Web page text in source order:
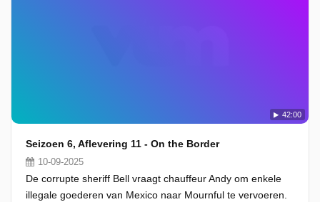
42:00
Seizoen 6, Aflevering 11 - On the Border
10-09-2025
De corrupte sheriff Bell vraagt chauffeur Andy om enkele
illegale goederen van Mexico naar Mournful te vervoeren.